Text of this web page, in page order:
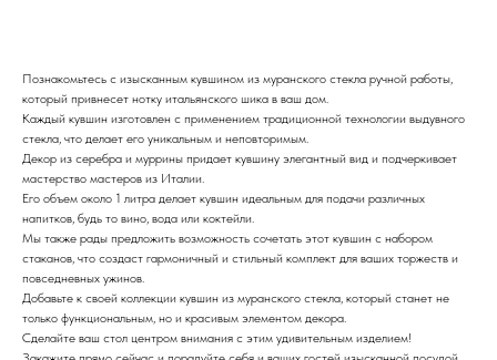
Познакомьтесь с изысканным кувшином из муранского стекла ручной работы,
который привнесет нотку итальянского шика в ваш дом.
Каждый кувшин изготовлен с применением традиционной технологии выдувного
стекла, что делает его уникальным и неповторимым.
Декор из серебра и муррины придает кувшину элегантный вид и подчеркивает
мастерство мастеров из Италии.
Его объем около 1 литра делает кувшин идеальным для подачи различных
напитков, будь то вино, вода или коктейли.
Мы также рады предложить возможность сочетать этот кувшин с набором
стаканов, что создаст гармоничный и стильный комплект для ваших торжеств и
повседневных ужинов.
Добавьте к своей коллекции кувшин из муранского стекла, который станет не
только функциональным, но и красивым элементом декора.
Сделайте ваш стол центром внимания с этим удивительным изделием!